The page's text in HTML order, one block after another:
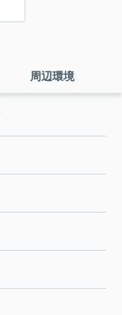
周辺環境